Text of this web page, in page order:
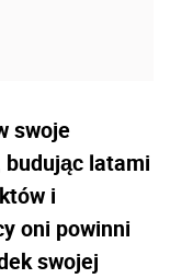
swoje
budując latami
i
oni powinni
swojej